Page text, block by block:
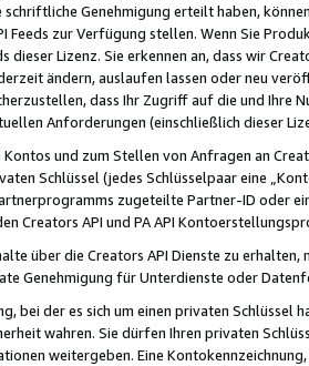
Genehmigung erteilt haben,
Feeds zur Verfügung stellen. Wenn Sie
dieser Lizenz. Sie erkennen an, dass wir
ändern, auslaufen lassen oder neu
dass Ihr Zugriff auf die und Ihre
Anforderungen (einschließlich dieser
und zum Stellen von Anfragen an
Schlüssel (jedes Schlüsselpaar eine
zugeteilte Partner-ID oder
Creators API und PA API
über die Creators API Dienste zu
Genehmigung für Unterdienste oder
bei der es sich um einen privaten
wahren. Sie dürfen Ihren privaten
weitergeben. Eine